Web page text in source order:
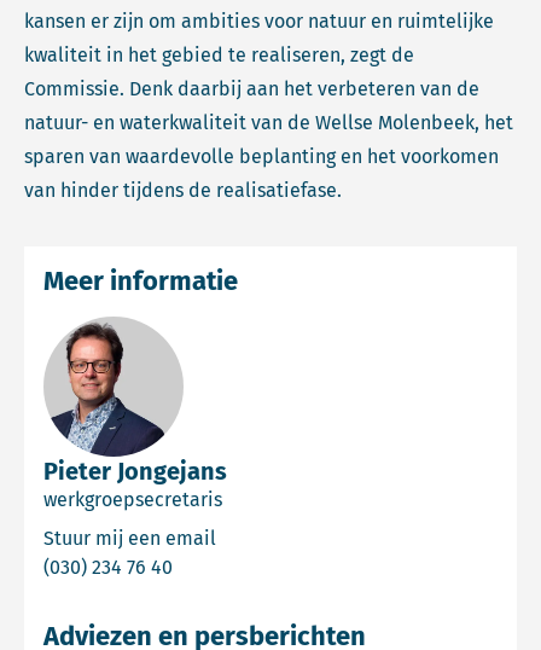
kansen er zijn om ambities voor natuur en ruimtelijke
kwaliteit in het gebied te realiseren, zegt de
Commissie. Denk daarbij aan het verbeteren van de
natuur- en waterkwaliteit van de Wellse Molenbeek, het
sparen van waardevolle beplanting en het voorkomen
van hinder tijdens de realisatiefase.
Pieter Jongejans
werkgroepsecretaris
Stuur mij een email
(030) 234 76 40
Meer informatie
Adviezen en persberichten